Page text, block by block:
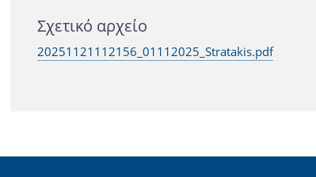
Σχετικό αρχείο
20251121112156_01112025_Stratakis.pdf